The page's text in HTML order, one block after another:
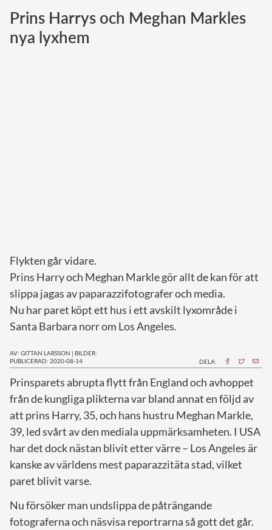
Norska kungahuset
Prins Harrys och Meghan Markles
nya lyxhem
Flykten går vidare.
Prins Harry och Meghan Markle gör allt de kan för att
slippa jagas av paparazzifotografer och media.
Nu har paret köpt ett hus i ett avskilt lyxområde i
Santa Barbara norr om Los Angeles.
AV: GITTAN LARSSON | BILDER:
PUBLICERAD: 2020-08-14
DELA:
Prinsparets abrupta flytt från England och avhoppet
från de kungliga plikterna var bland annat en följd av
att prins Harry, 35, och hans hustru Meghan Markle,
39, led svårt av den mediala uppmärksamheten. I USA
har det dock nästan blivit etter värre – Los Angeles är
kanske av världens mest paparazzitäta stad, vilket
paret blivit varse.
Nu försöker man undslippa de påträngande
fotograferna och näsvisa reportrarna så gott det går.